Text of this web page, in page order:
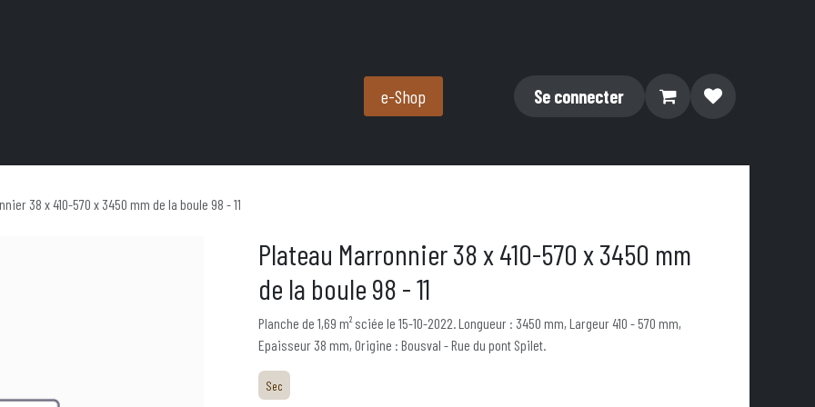
e-Shop Se connecter
38 x 410-570 x 3450 mm de la boule 98 - 11
Plateau Marronnier 38 x 410-570 x 3450 mm
de la boule 98 - 11
Planche de 1,69 m² sciée le 15-10-2022. Longueur : 3450 mm, Largeur 410 - 570 mm,
Epaisseur 38 mm, Origine : Bousval - Rue du pont Spilet.
Sec